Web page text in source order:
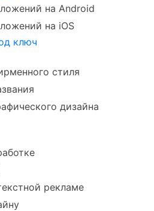
на Android
на iOS
ключ
стиля
дизайна
рекламе